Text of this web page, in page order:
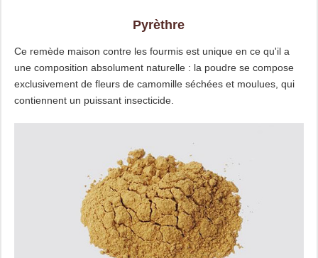
Pyrèthre
Ce remède maison contre les fourmis est unique en ce qu'il a
une composition absolument naturelle : la poudre se compose
exclusivement de fleurs de camomille séchées et moulues, qui
contiennent un puissant insecticide.